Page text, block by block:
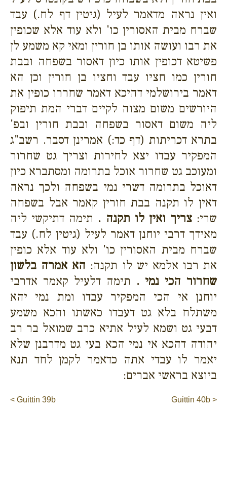
ואין נראה מדאמר לעיל (גיטין דף לח.) עבד
שברח מבית האסורין כו' ולא עוד אלא שכופין
את רבו ועושה אותו בן חורין ומאי קא משמע לן
פשיטא דכופין אותו כיון דאסור בשפחה ובבת
חורין כמו חציו עבד וחציו בן חורין וכן הא
דאמר בירושלמי דהיכא דאמר שחררו כופין את
היורשים משום מצוה לקיים דברי המת תיפוק
ליה משום דאסור בשפחה ובבת חורין ובפ'
בתרא דכריתות (דף כד:) אמרינן דסבר. רשב"ג
המפקיר עבדו יצא לחירות וצריך גט שחרור
ומעוכב גט שחרור אוכל בתרומה ומסתברא כיון
דאוכל בתרומה דשרי נמי בשפחה ולכך נראה
דאין לו תקנה בבת חורין קאמר אבל בשפחה
שרי:צריך ואין לו תקנה . תימה דתיקשי ליה
מאידך דרבי יוחנן דאמר לעיל (גיטין לח.) עבד
שברח מבית האסורין כו' ולא עוד אלא כופין
את רבו אלמא יש לו תקנה: הא אמרה בלשון
שחרור הכי נמי . תימה דלעיל קאמר אדרבי
יוחנן אי הכי המפקיר עבדו ומת נמי יהא
משתלח בלא גט דעבדו כאשתו והכא משמע
דבעי גט ושמא לעיל אתיא כרב שמואל בר רב
יהודה דהכא אי נמי הכא בעי גט מדרבנן שלא
יאמר לו עבדי אתה כדאמר לקמן לחד תנא
ביוצא בראשי אברים:
< Guittin 39b Guittin 40b >